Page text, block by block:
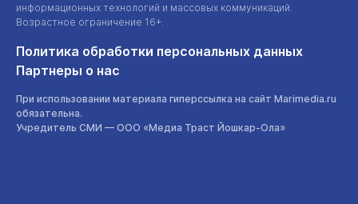
информационных технологий и массовых коммуникаций.
Возрастное ограничение 16+.
Политика обработки персональных данных
Партнеры о нас
При использовании материала гиперссылка на сайт Marimedia.ru
обязательна.
Учредитель СМИ — ООО «Медиа Траст Йошкар-Ола»